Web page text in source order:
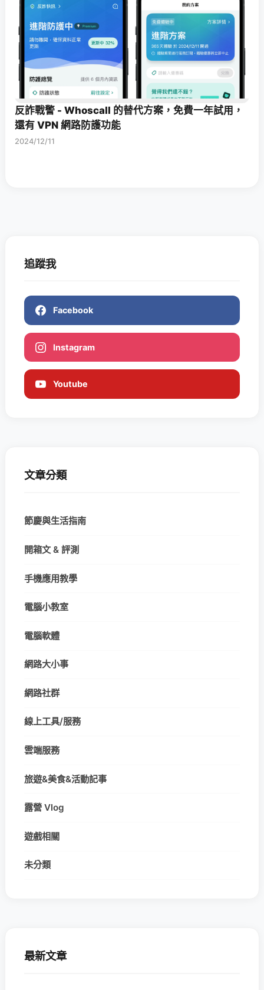
反詐戰警 - Whoscall 的替代方案，免費一年試用，
還有 VPN 網路防護功能
2024/12/11
追蹤我
Facebook
Instagram
Youtube
文章分類
節慶與生活指南
開箱文 & 評測
手機應用教學
電腦小教室
電腦軟體
網路大小事
網路社群
線上工具/服務
雲端服務
旅遊&美食&活動記事
露營 Vlog
遊戲相關
未分類
最新文章